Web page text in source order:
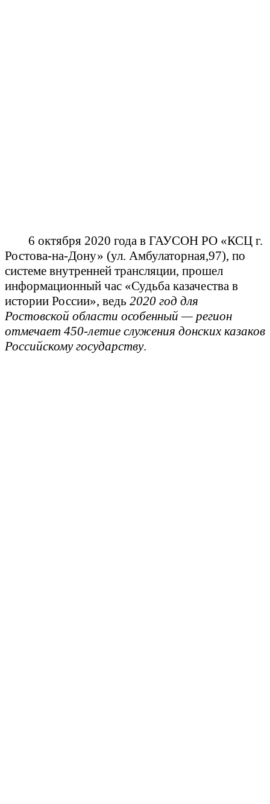
6 октября 2020 года в ГАУСОН РО «КСЦ г.
Ростова-на-Дону» (ул. Амбулаторная,97), по
системе внутренней трансляции, прошел
информационный час «Судьба казачества в
истории России», ведь 2020 год для
Ростовской области особенный — регион
отмечает 450-летие служения донских казаков
Российскому государству.